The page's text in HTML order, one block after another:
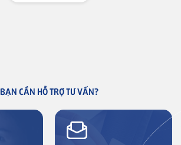
BẠN CẦN HỖ TRỢ TƯ VẤN?